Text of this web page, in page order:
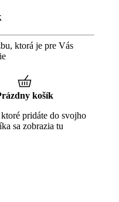
ktorá je pre Vás
košík
pridáte do svojho
sa zobrazia tu